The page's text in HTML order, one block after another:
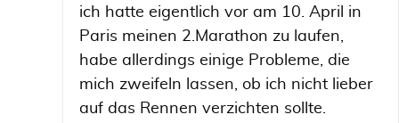
ich hatte eigentlich vor am 10. April in
Paris meinen 2.Marathon zu laufen,
habe allerdings einige Probleme, die
mich zweifeln lassen, ob ich nicht lieber
auf das Rennen verzichten sollte.